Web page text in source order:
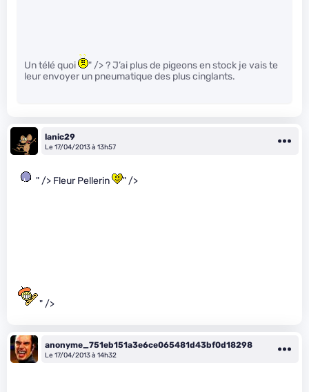
Un télé quoi
" /> ? J’ai plus de pigeons en stock je vais te
leur envoyer un pneumatique des plus cinglants.
lanic29
Le 17/04/2013 à 13h57
" /> Fleur Pellerin " />
" />
anonyme_751eb151a3e6ce065481d43bf0d18298
Le 17/04/2013 à 14h32